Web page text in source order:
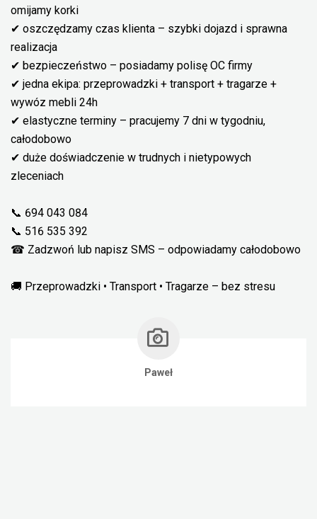
omijamy korki
✔ oszczędzamy czas klienta – szybki dojazd i sprawna
realizacja
✔ bezpieczeństwo – posiadamy polisę OC firmy
✔ jedna ekipa: przeprowadzki + transport + tragarze +
wywóz mebli 24h
✔ elastyczne terminy – pracujemy 7 dni w tygodniu,
całodobowo
✔ duże doświadczenie w trudnych i nietypowych
zleceniach
📞 694 043 084
📞 516 535 392
☎ Zadzwoń lub napisz SMS – odpowiadamy całodobowo
🚚 Przeprowadzki • Transport • Tragarze – bez stresu
Paweł